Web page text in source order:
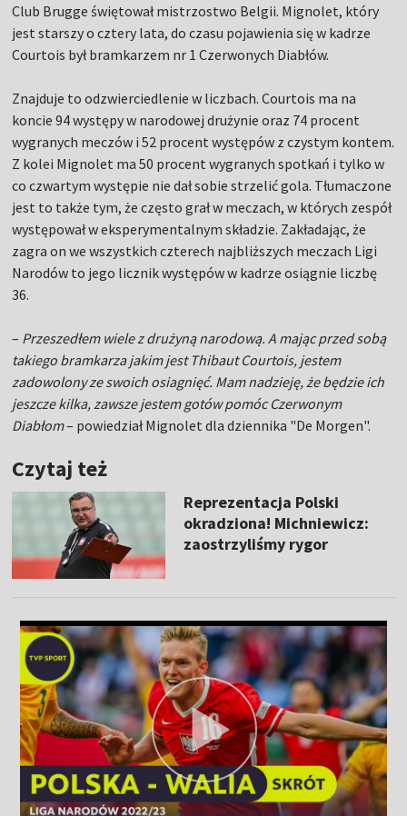
Club Brugge świętował mistrzostwo Belgii. Mignolet, który
jest starszy o cztery lata, do czasu pojawienia się w kadrze
Courtois był bramkarzem nr 1 Czerwonych Diabłów.
Znajduje to odzwierciedlenie w liczbach. Courtois ma na
koncie 94 występy w narodowej drużynie oraz 74 procent
wygranych meczów i 52 procent występów z czystym kontem.
Z kolei Mignolet ma 50 procent wygranych spotkań i tylko w
co czwartym występie nie dał sobie strzelić gola. Tłumaczone
jest to także tym, że często grał w meczach, w których zespół
występował w eksperymentalnym składzie. Zakładając, że
zagra on we wszystkich czterech najbliższych meczach Ligi
Narodów to jego licznik występów w kadrze osiągnie liczbę
36.
– Przeszedłem wiele z drużyną narodową. A mając przed sobą
takiego bramkarza jakim jest Thibaut Courtois, jestem
zadowolony ze swoich osiagnięć. Mam nadzieję, że będzie ich
jeszcze kilka, zawsze jestem gotów pomóc Czerwonym
Diabłom– powiedział Mignolet dla dziennika "De Morgen".
Czytaj też
Reprezentacja Polski
okradziona! Michniewicz:
zaostrzyliśmy rygor